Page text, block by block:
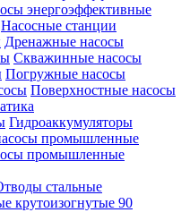
энергоэффективные
Насосные станции
Дренажные насосы
Скважинные насосы
Погружные насосы
Поверхностные насосы
Гидроаккумуляторы
промышленные
стальные
крутоизогнутые 90